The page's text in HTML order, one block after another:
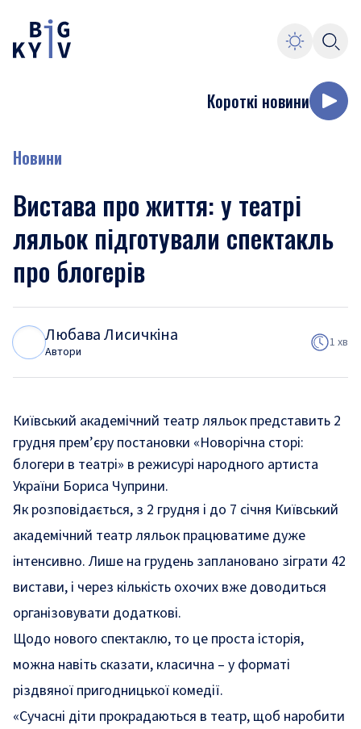
Короткі новини
Новини
Вистава про життя: у театрі
ляльок підготували спектакль
про блогерів
Любава Лисичкіна
Автори
1 хв
Київський академічний театр ляльок представить 2
грудня прем’єру постановки «Новорічна сторі:
блогери в театрі» в режисурі народного артиста
України Бориса Чуприни.
Як розповідається, з 2 грудня і до 7 січня Київський
академічний театр ляльок працюватиме дуже
інтенсивно. Лише на грудень заплановано зіграти 42
вистави, і через кількість охочих вже доводиться
організовувати додаткові.
Щодо нового спектаклю, то це проста історія,
можна навіть сказати, класична – у форматі
різдвяної пригодницької комедії.
«Сучасні діти прокрадаються в театр, щоб наробити